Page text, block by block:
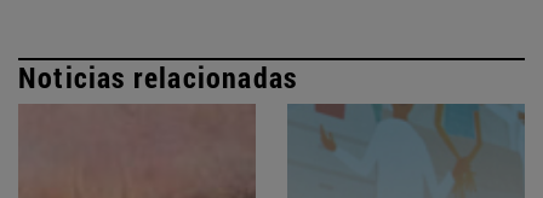
Noticias relacionadas